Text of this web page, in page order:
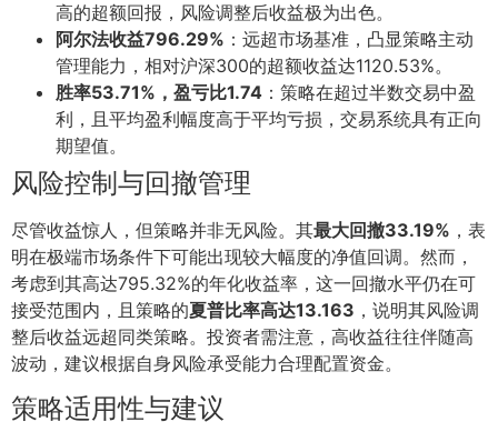
高的超额回报，风险调整后收益极为出色。
阿尔法收益796.29% ：远超市场基准，凸显策略主动
管理能力，相对沪深300的超额收益达1120.53%。
胜率53.71%，盈亏比1.74 ：策略在超过半数交易中盈
利，且平均盈利幅度高于平均亏损，交易系统具有正向
期望值。
风险控制与回撤管理
尽管收益惊人，但策略并非无风险。其最大回撤33.19% ，表
明在极端市场条件下可能出现较大幅度的净值回调。然而，
考虑到其高达795.32%的年化收益率，这一回撤水平仍在可
接受范围内，且策略的夏普比率高达13.163 ，说明其风险调
整后收益远超同类策略。投资者需注意，高收益往往伴随高
波动，建议根据自身风险承受能力合理配置资金。
策略适用性与建议